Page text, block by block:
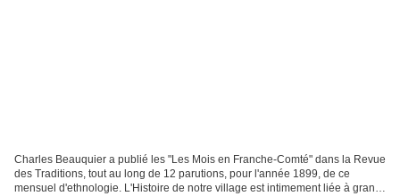
Charles Beauquier a publié les "Les Mois en Franche-Comté" dans la Revue
des Traditions, tout au long de 12 parutions, pour l'année 1899, de ce
mensuel d'ethnologie. L'Histoire de notre village est intimement liée à grand